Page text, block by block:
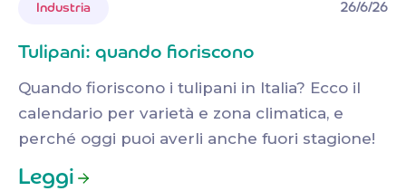
Industria 26/6/26
Tulipani: quando fioriscono
Quando fioriscono i tulipani in Italia? Ecco il
calendario per varietà e zona climatica, e
perché oggi puoi averli anche fuori stagione!
Leggi